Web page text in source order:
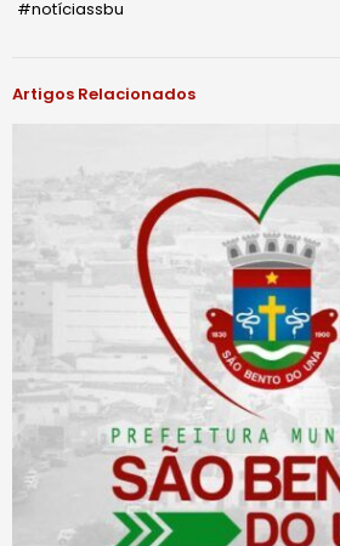
#notíciassbu
Artigos Relacionados